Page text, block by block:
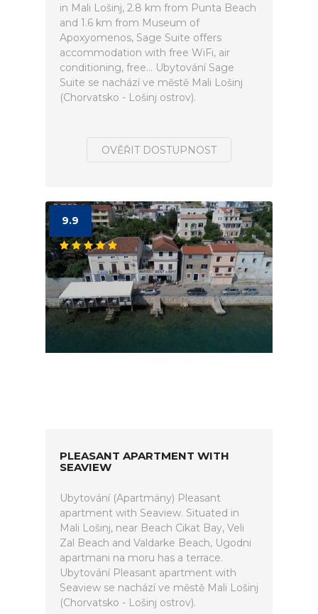
in Mali Lošinj, 2.8 km from Punta Beach
and 1.6 km from Museum of
Apoxyomenos, Sage Suite offers
accommodation with free WiFi, air
conditioning, free... Ubytování Sage
Suite se nachází ve městě Mali Lošinj
(Chorvatsko - Lošinj ostrov).
OVĚŘIT DOSTUPNOST
9.9
PLEASANT APARTMENT WITH
SEAVIEW
Ubytování (Apartmány) Pleasant
apartment with Seaview. Situated in
Mali Lošinj, near Beach Cikat Bay, Veli
Zal Beach and Valdarke Beach, Ugodni
apartmani na moru has a terrace.
Ubytování Pleasant apartment with
Seaview se nachází ve městě Mali Lošinj
(Chorvatsko - Lošinj ostrov).